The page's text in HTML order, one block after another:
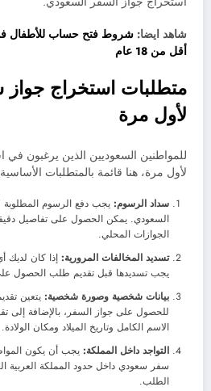
شاهد ايضا:
أقل من 18 عام
متطلبات استخراج
لأول مرة
للمواطنين السعوديين الذين يرغبون
لأول مرة، هنا قائمة بالمتطلبات
سداد الرسوم: يجب دفع الرسوم المطلوبة
السعودي. يمكن الحصول على تفاصيل
الجوازات المحلي.
تسديد المخالفات المرورية: إذا كان لديك
يجب تسديدها قبل تقديم طلب الحصول
بيانات شخصية وصورة شخصية: يتعين
للحصول على جواز السفر، بالإضافة إلى
الاسم الكامل وتاريخ الميلاد ومكان الولادة.
التواجد داخل المملكة: يجب أن يكون
سفر سعودي داخل حدود المملكة العربية
الطلب.